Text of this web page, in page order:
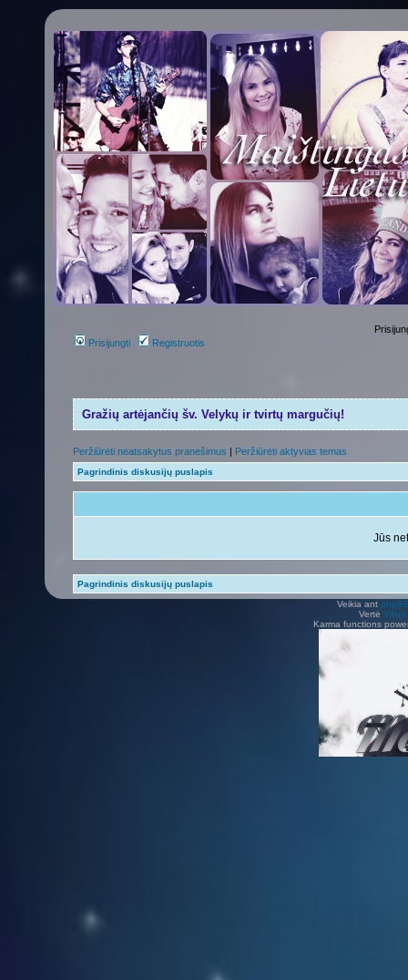
Prisijungti Registruotis
Gražių artėjančių šv. Velykų ir tvirtų margučių!
Peržiūrėti neatsakytus pranešimus | Peržiūrėti aktyvias temas
Pagrindinis diskusijų puslapis
Jūs
Pagrindinis diskusijų puslapis
Veikia ant
Vertė Vilius
Karma functions